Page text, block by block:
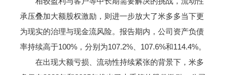
承压叠加大额股权激励，则进一步放大了米多多当下更
为现实的治理与现金流风险。报告期内，公司资产负债
率持续高于100%，分别为107.2%、107.6%和114.4%。
在出现大额亏损、流动性持续紧张的背景下，米多